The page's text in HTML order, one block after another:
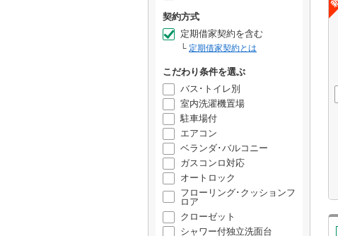
契約方式
定期借家契約を含む
定期借家契約とは
こだわり条件を選ぶ
バス･トイレ別
室内洗濯機置場
駐車場付
エアコン
ベランダ･バルコニー
ガスコンロ対応
オートロック
フローリング･クッションフ
ロア
クローゼット
シャワー付独立洗面台